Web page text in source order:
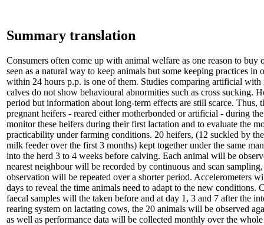
Summary translation
Consumers often come up with animal welfare as one reason to
seen as a natural way to keep animals but some keeping practices
within 24 hours p.p. is one of them. Studies comparing artificial
calves do not show behavioural abnormities such as cross sucking.
period but information about long-term effects are still scarce. Thus,
pregnant heifers - reared either motherbonded or artificial - during
monitor these heifers during their first lactation and to evaluate the
practicability under farming conditions. 20 heifers, (12 suckled by
milk feeder over the first 3 months) kept together under the same
into the herd 3 to 4 weeks before calving. Each animal will be
nearest neighbour will be recorded by continuous and scan
observation will be repeated over a shorter period. Accelerometers
days to reveal the time animals need to adapt to the new conditions.
faecal samples will the taken before and at day 1, 3 and 7 after the
rearing system on lactating cows, the 20 animals will be observed
as well as performance data will be collected monthly over the